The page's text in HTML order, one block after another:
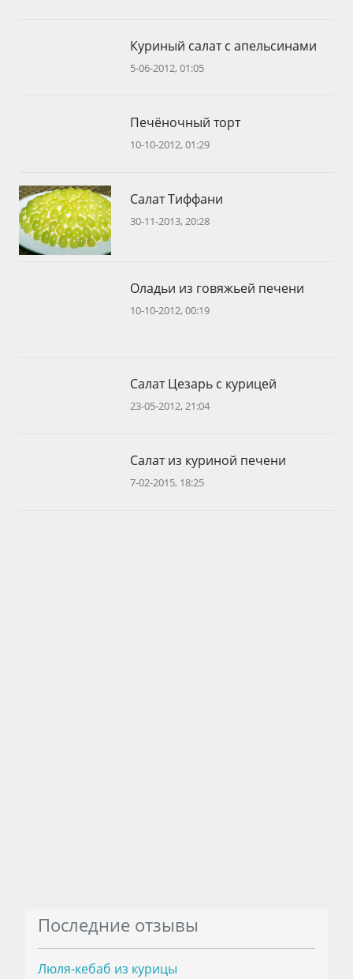
Куриный салат с апельсинами
5-06-2012, 01:05
Печёночный торт
10-10-2012, 01:29
Салат Тиффани
30-11-2013, 20:28
Оладьи из говяжьей печени
10-10-2012, 00:19
Салат Цезарь с курицей
23-05-2012, 21:04
Салат из куриной печени
7-02-2015, 18:25
Последние отзывы
Люля-кебаб из курицы